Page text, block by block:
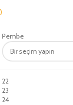
Pembe
22
23
24